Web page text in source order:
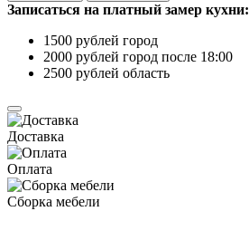
Записаться на платный замер кухни:
1500 рублей город
2000 рублей город после 18:00
2500 рублей область
Доставка
Оплата
Сборка мебели